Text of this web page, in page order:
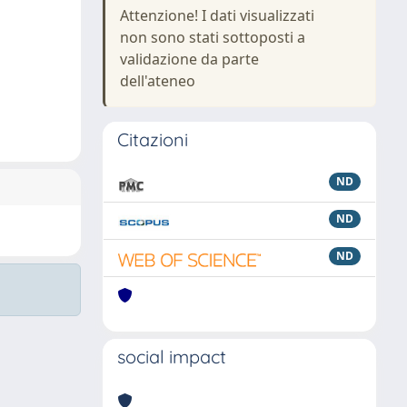
Attenzione! I dati visualizzati
non sono stati sottoposti a
validazione da parte
dell'ateneo
Citazioni
ND
ND
ND
social impact